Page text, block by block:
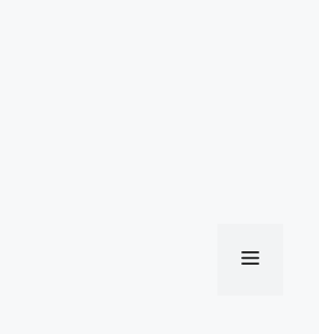
MENU